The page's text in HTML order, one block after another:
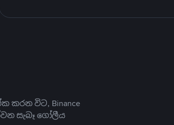
කරන විට, Binance
සැබෑ ගෝලීය